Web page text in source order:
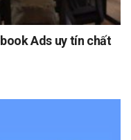
Ads uy tín chất